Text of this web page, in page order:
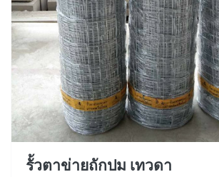
รั้วตาข่ายถักปม เทวดา